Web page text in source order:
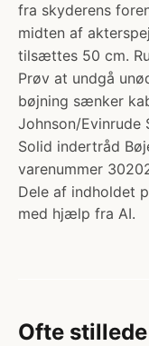
fra skyderens
midten af
tilsættes 50 cm.
Prøv at undgå
bøjning sænker
Johnson/Evinrude
Solid indertråd
varenummer
Dele af indholdet
med hjælp fra AI.
Ofte